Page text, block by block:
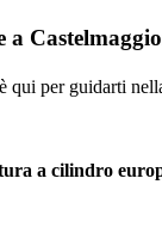
per guidarti
a cilindro